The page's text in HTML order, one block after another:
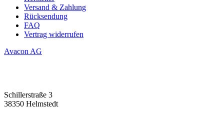
Versand & Zahlung
Rücksendung
FAQ
Vertrag widerrufen
Avacon AG
Schillerstraße 3
38350 Helmstedt